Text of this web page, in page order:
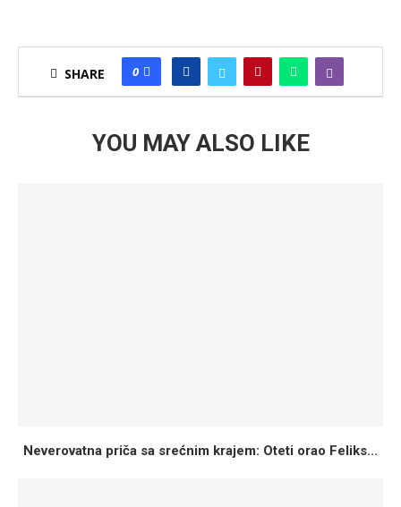
SHARE 0
YOU MAY ALSO LIKE
Neverovatna priča sa srećnim krajem: Oteti orao Feliks...